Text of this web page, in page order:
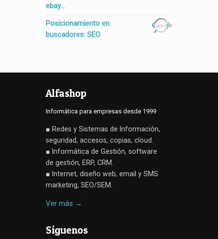
ebay...
Posicionamiento en
buscadores: SEO
Alfashop
Informática para empresas desde 1999
■ Redes y Sistemas de Información,
seguridad, accesos, copias, cloud.
■ Informática de Gestión, software
de gestión, ERP, CRM.
■ Internet, diseño web, email y SMS
marketing, SEO/SEM.
Ver más →
Síguenos